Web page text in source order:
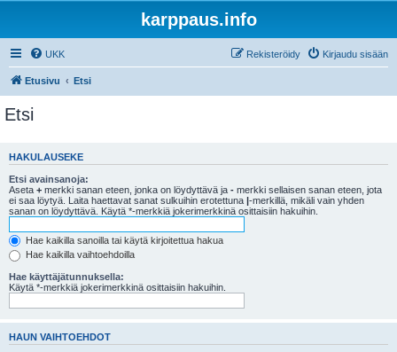
karppaus.info
UKK Kirjaudu sisään
Rekisteröidy
Etusivu Etsi
Etsi
HAKULAUSEKE
Etsi avainsanoja:
Aseta + merkki sanan eteen, jonka on löydyttävä ja - merkki sellaisen sanan eteen, jota
ei saa löytyä. Laita haettavat sanat sulkuihin erotettuna |-merkillä, mikäli vain yhden
sanan on löydyttävä. Käytä *-merkkiä jokerimerkkinä osittaisiin hakuihin.
Hae kaikilla sanoilla tai käytä kirjoitettua hakua
Hae kaikilla vaihtoehdoilla
Hae käyttäjätunnuksella:
Käytä *-merkkiä jokerimerkkinä osittaisiin hakuihin.
HAUN VAIHTOEHDOT